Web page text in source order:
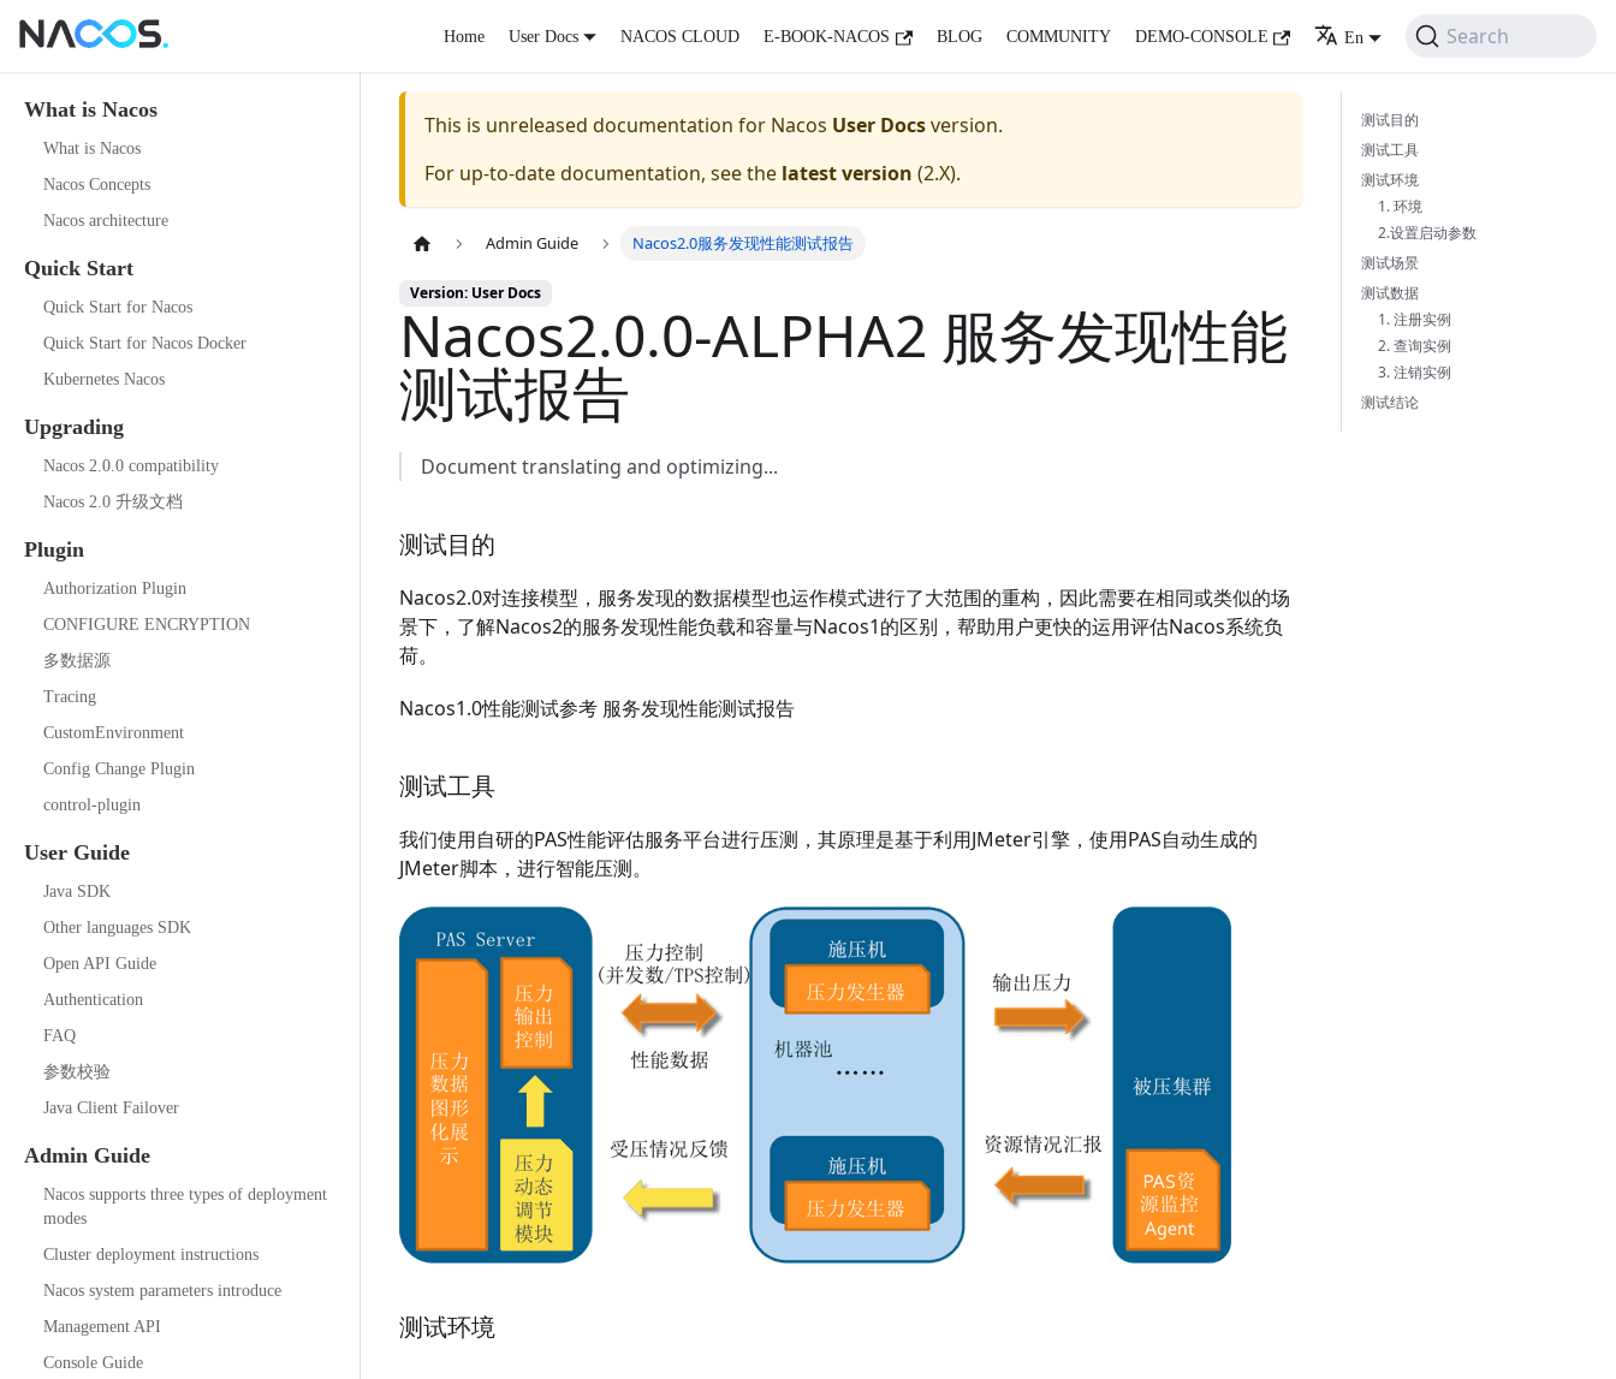
Home User Docs NACOS CLOUD E-BOOK-NACOS BLOG COMMUNITY DEMO-CONSOLE En Search
What is Nacos
What is Nacos
Nacos Concepts
Nacos architecture
Quick Start
Quick Start for Nacos
Quick Start for Nacos Docker
Kubernetes Nacos
Upgrading
Nacos 2.0.0 compatibility
Nacos 2.0 升级文档
Plugin
Authorization Plugin
CONFIGURE ENCRYPTION
多数据源
Tracing
CustomEnvironment
Config Change Plugin
control-plugin
User Guide
Java SDK
Other languages SDK
Open API Guide
Authentication
FAQ
参数校验
Java Client Failover
Admin Guide
Nacos supports three types of deployment
modes
Cluster deployment instructions
Nacos system parameters introduce
Management API
Console Guide
This is unreleased documentation for Nacos User Docsversion.
For up-to-date documentation, see the latest version (2.X).
Admin Guide Nacos2.0服务发现性能测试报告
Version: User Docs
Nacos2.0.0-ALPHA2 服务发现性能
测试报告
Document translating and optimizing...
测试目的
Nacos2.0对连接模型，服务发现的数据模型也运作模式进行了大范围的重构，因此需要在相同或类似的场
景下，了解Nacos2的服务发现性能负载和容量与Nacos1的区别，帮助用户更快的运用评估Nacos系统负
荷。
Nacos1.0性能测试参考 服务发现性能测试报告
测试工具
我们使用自研的PAS性能评估服务平台进行压测，其原理是基于利用JMeter引擎，使用PAS自动生成的
JMeter脚本，进行智能压测。
测试环境
测试目的
测试工具
测试环境
1. 环境
2.设置启动参数
测试场景
测试数据
1. 注册实例
2. 查询实例
3. 注销实例
测试结论